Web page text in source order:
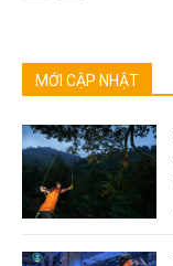
MỚI CẬP NHẬT